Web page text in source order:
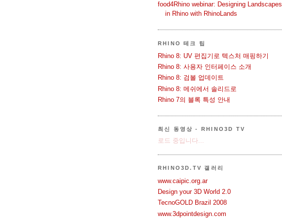
food4Rhino webinar: Designing Landscapes
in Rhino with RhinoLands
RHINO 테크 팁
Rhino 8: UV 편집기로 텍스처 매핑하기
Rhino 8: 사용자 인터페이스 소개
Rhino 8: 검볼 업데이트
Rhino 8: 메쉬에서 솔리드로
Rhino 7의 블록 특성 안내
최신 동영상 - RHINO3D TV
로드 중입니다...
RHINO3D.TV 갤러리
www.caipic.org.ar
Design your 3D World 2.0
TecnoGOLD Brazil 2008
www.3dpointdesign.com